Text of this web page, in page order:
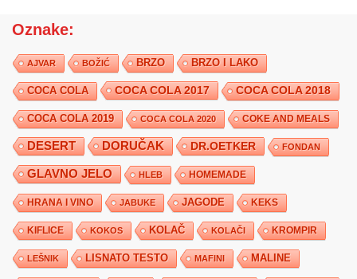
Oznake:
AJVAR BOŽIĆ BRZO BRZO I LAKO
COCA COLA COCA COLA 2017 COCA COLA 2018
COCA COLA 2019 COCA COLA 2020 COKE AND MEALS
DESERT DORUČAK DR.OETKER FONDAN
GLAVNO JELO HLEB HOMEMADE
HRANA I VINO JABUKE JAGODE KEKS
KIFLICE KOKOS KOLAČ KOLAČI KROMPIR
LEŠNIK LISNATO TESTO MAFINI MALINE